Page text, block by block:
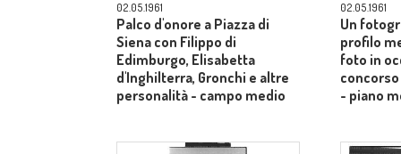
02.05.1961
Palco d'onore a Piazza di
Siena con Filippo di
Edimburgo, Elisabetta
d'Inghilterra, Gronchi e altre
personalità - campo medio
02.05.1961
Un
profilo
foto in
- piano